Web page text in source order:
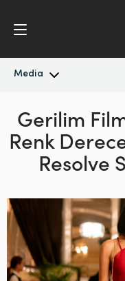
Media
En Son Haberler
Haber Arşivi
Argentina
Australia
Austria
Brazil
Canada
China
Gerilim
Renk
Resolve